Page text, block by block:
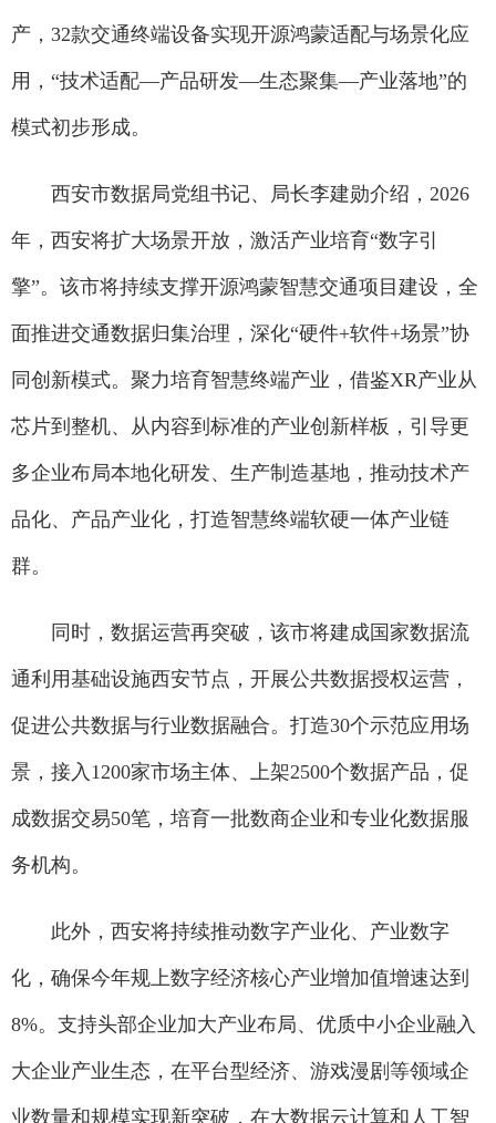
产，32款交通终端设备实现开源鸿蒙适配与场景化应
用，“技术适配—产品研发—生态聚集—产业落地”的
模式初步形成。
西安市数据局党组书记、局长李建勋介绍，2026
年，西安将扩大场景开放，激活产业培育“数字引
擎”。该市将持续支撑开源鸿蒙智慧交通项目建设，全
面推进交通数据归集治理，深化“硬件+软件+场景”协
同创新模式。聚力培育智慧终端产业，借鉴XR产业从
芯片到整机、从内容到标准的产业创新样板，引导更
多企业布局本地化研发、生产制造基地，推动技术产
品化、产品产业化，打造智慧终端软硬一体产业链
群。
同时，数据运营再突破，该市将建成国家数据流
通利用基础设施西安节点，开展公共数据授权运营，
促进公共数据与行业数据融合。打造30个示范应用场
景，接入1200家市场主体、上架2500个数据产品，促
成数据交易50笔，培育一批数商企业和专业化数据服
务机构。
此外，西安将持续推动数字产业化、产业数字
化，确保今年规上数字经济核心产业增加值增速达到
8%。支持头部企业加大产业布局、优质中小企业融入
大企业产业生态，在平台型经济、游戏漫剧等领域企
业数量和规模实现新突破，在大数据云计算和人工智